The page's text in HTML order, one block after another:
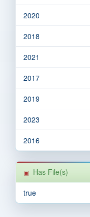
2020
2018
2021
2017
2019
2023
2016
Has File(s)
true